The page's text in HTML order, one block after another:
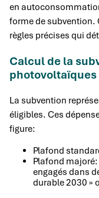
en
forme de subvention.
règles précises qui
Calcul de la
photovoltaïques
La subvention
éligibles. Ces
figure:
Plafond
Plafond
engagés dans
durable 2030 »